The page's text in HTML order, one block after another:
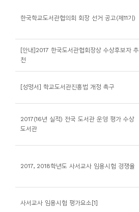
한국학교도서관협의회 회장 선거 공고(제11기)
[안내]2017 한국도서관협회장상 수상후보자 추
천
[성명서] 학교도서관진흥법 개정 촉구
2017(16년 실적) 전국 도서관 운영 평가 수상
도서관
2017, 2018학년도 사서교사 임용시험 경쟁율
사서교사 임용시험 평가요소[1]
사